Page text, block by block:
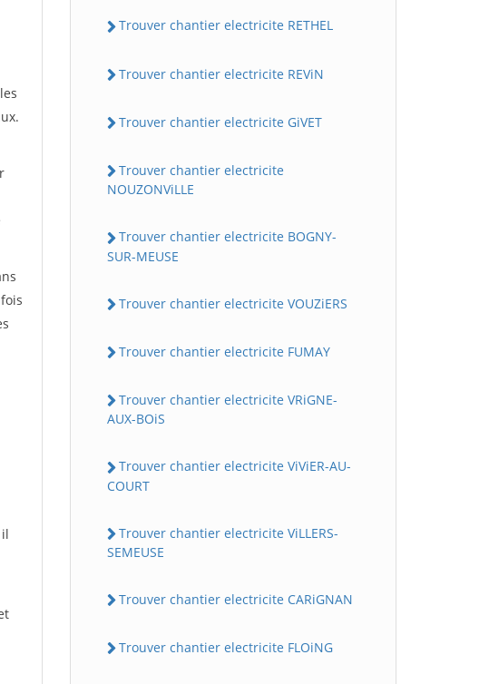
Trouver chantier electricite RETHEL
Trouver chantier electricite REViN
Trouver chantier electricite GiVET
Trouver chantier electricite
NOUZONViLLE
Trouver chantier electricite BOGNY-
SUR-MEUSE
Trouver chantier electricite VOUZiERS
Trouver chantier electricite FUMAY
Trouver chantier electricite VRiGNE-
AUX-BOiS
Trouver chantier electricite ViViER-AU-
COURT
Trouver chantier electricite ViLLERS-
SEMEUSE
Trouver chantier electricite CARiGNAN
Trouver chantier electricite FLOiNG